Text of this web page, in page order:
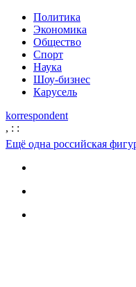
Политика
Экономика
Общество
Спорт
Наука
Шоу-бизнес
Карусель
korrespondent
, : :
Ещё одна российская